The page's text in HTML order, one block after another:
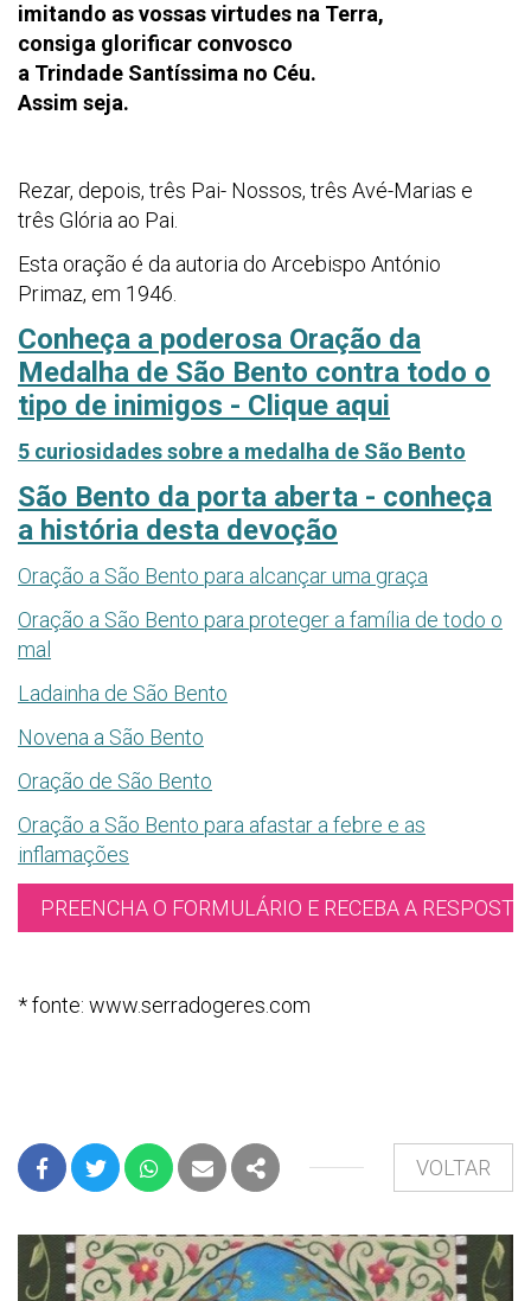
imitando as vossas virtudes na Terra,
consiga glorificar convosco
a Trindade Santíssima no Céu.
Assim seja.
Rezar, depois, três Pai- Nossos, três Avé-Marias e
três Glória ao Pai.
Esta oração é da autoria do Arcebispo António
Primaz, em 1946.
Conheça a poderosa Oração da
Medalha de São Bento contra todo o
tipo de inimigos - Clique aqui
5 curiosidades sobre a medalha de São Bento
São Bento da porta aberta - conheça
a história desta devoção
Oração a São Bento para alcançar uma graça
Oração a São Bento para proteger a família de todo o
mal
Ladainha de São Bento
Novena a São Bento
Oração de São Bento
Oração a São Bento para afastar a febre e as
inflamações
PREENCHA O FORMULÁRIO E RECEBA A
* fonte: www.serradogeres.com
FACEBOOK
TWITTERWHATSAPP
E-MAILPARTILHAR
VOLTAR